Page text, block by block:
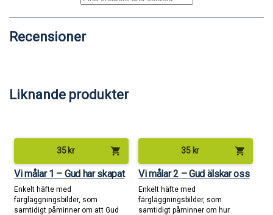
Recensioner
Liknande produkter
35 kr shopping_cart
Vi målar 1 – Gud har skapat
Enkelt häfte med
färgläggningsbilder, som
samtidigt påminner om att Gud
35 kr shopping_cart
Vi målar 2 – Gud älskar oss
Enkelt häfte med
färgläggningsbilder, som
samtidigt påminner om hur